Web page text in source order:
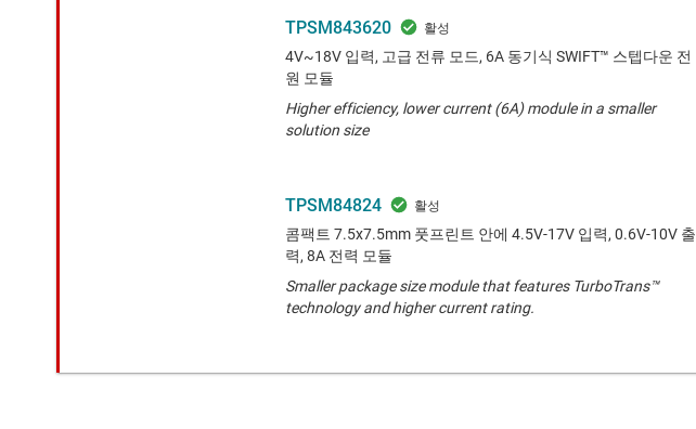
TPSM843620
4V~18V 입력, 고급 전류 모드, 6A 동기식 SWIFT™ 스텝다운 전
원 모듈
Higher efficiency, lower current (6A) module in a smaller
solution size
TPSM84824
콤팩트 7.5x7.5mm 풋프린트 안에 4.5V-17V 입력, 0.6V-10V 출
력, 8A 전력 모듈
Smaller package size module that features TurboTrans™
technology and higher current rating.